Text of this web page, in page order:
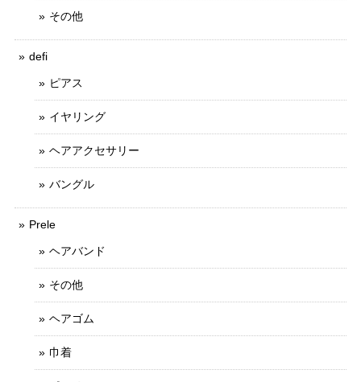
その他
defi
ピアス
イヤリング
ヘアアクセサリー
バングル
Prele
ヘアバンド
その他
ヘアゴム
巾着